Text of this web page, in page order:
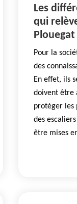
Les
qui
Pour la
des
En effet, ils
doivent être
protéger les
des
être mises